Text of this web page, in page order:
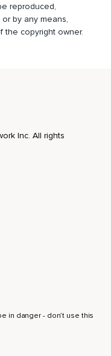
reproduced,
by any means,
the copyright owner.
Inc. All rights
in danger - don’t use this